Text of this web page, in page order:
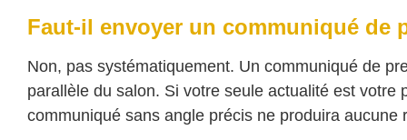
Faut-il envoyer un communiqué de
Non, pas systématiquement. Un communiqué de
parallèle du salon. Si votre seule actualité est votre
communiqué sans angle précis ne produira aucune